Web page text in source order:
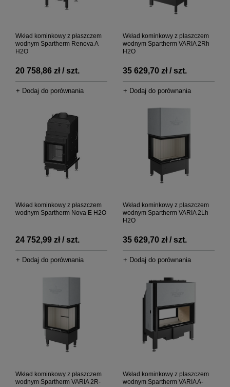
Wkład kominkowy z płaszczem
wodnym Spartherm Renova A
H2O
20 758,86 zł / szt.
+ Dodaj do porównania
Wkład kominkowy z płaszczem
wodnym Spartherm VARIA 2Rh
H2O
35 629,70 zł / szt.
+ Dodaj do porównania
Wkład kominkowy z płaszczem
wodnym Spartherm Nova E H2O
24 752,99 zł / szt.
+ Dodaj do porównania
Wkład kominkowy z płaszczem
wodnym Spartherm VARIA 2Lh
H2O
35 629,70 zł / szt.
+ Dodaj do porównania
Wkład kominkowy z płaszczem
wodnym Spartherm VARIA 2R-
Wkład kominkowy z płaszczem
wodnym Spartherm VARIA A-